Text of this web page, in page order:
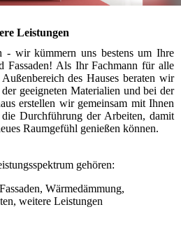
Leistungen
- wir kümmern uns bestens um Ihre
Fassaden! Als Ihr Fachmann für alle
des Hauses beraten wir
geeigneten Materialien und bei der
erstellen wir gemeinsam mit Ihnen
Durchführung der Arbeiten, damit
Raumgefühl genießen können.
gehören:
Wärmedämmung,
weitere Leistungen